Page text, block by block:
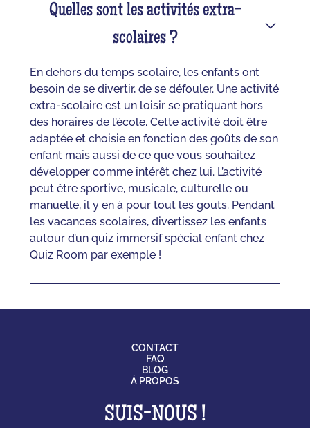
Quelles sont les activités extra-
scolaires ?
En dehors du temps scolaire, les enfants ont
besoin de se divertir, de se défouler. Une activité
extra-scolaire est un loisir se pratiquant hors
des horaires de l’école. Cette activité doit être
adaptée et choisie en fonction des goûts de son
enfant mais aussi de ce que vous souhaitez
développer comme intérêt chez lui. L’activité
peut être sportive, musicale, culturelle ou
manuelle, il y en à pour tout les gouts. Pendant
les vacances scolaires, divertissez les enfants
autour d’un quiz immersif spécial enfant chez
Quiz Room par exemple !
CONTACT
FAQ
BLOG
À PROPOS
SUIS-NOUS !